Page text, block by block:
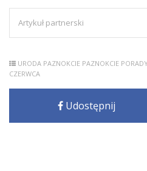
Artykuł partnerski
URODA PAZNOKCIE PAZNOKCIE
CZERWCA
Udostępnij